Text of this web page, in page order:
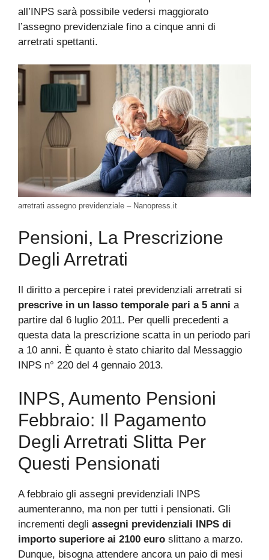
all’INPS sarà possibile vedersi maggiorato
l’assegno previdenziale fino a cinque anni di
arretrati spettanti.
arretrati assegno previdenziale – Nanopress.it
Pensioni, La Prescrizione
Degli Arretrati
Il diritto a percepire i ratei previdenziali arretrati si
prescrive in un lasso temporale pari a 5 anni a
partire dal 6 luglio 2011. Per quelli precedenti a
questa data la prescrizione scatta in un periodo pari
a 10 anni. È quanto è stato chiarito dal Messaggio
INPS n° 220 del 4 gennaio 2013.
INPS, Aumento Pensioni
Febbraio: Il Pagamento
Degli Arretrati Slitta Per
Questi Pensionati
A febbraio gli assegni previdenziali INPS
aumenteranno, ma non per tutti i pensionati. Gli
incrementi degli assegni previdenziali INPS di
importo superiore ai 2100 euro slittano a marzo.
Dunque, bisogna attendere ancora un paio di mesi